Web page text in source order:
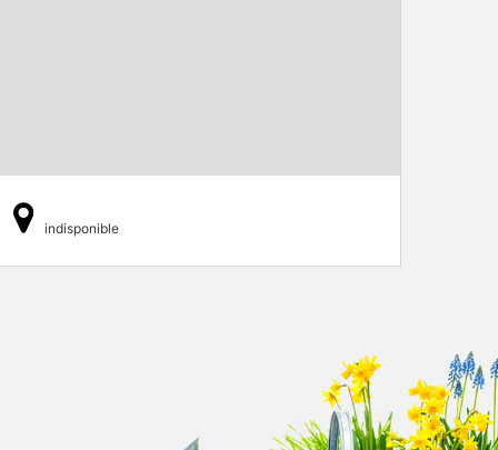
indisponible